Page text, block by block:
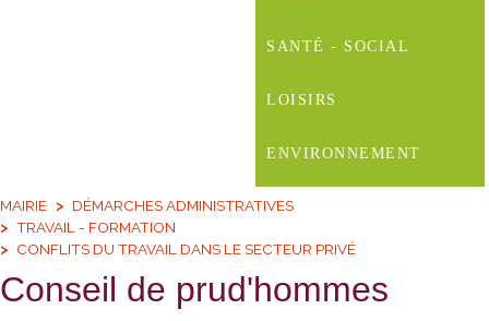
SANTÉ - SOCIAL
LOISIRS
ENVIRONNEMENT
MAIRIE
DÉMARCHES ADMINISTRATIVES
TRAVAIL - FORMATION
CONFLITS DU TRAVAIL DANS LE SECTEUR PRIVÉ
Conseil de prud'hommes